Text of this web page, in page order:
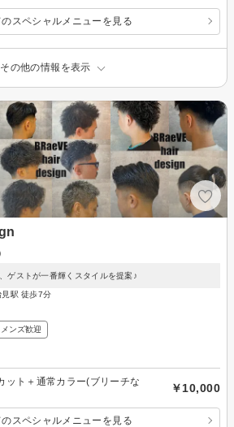
スペシャルメニューを見る
その他の情報を表示
ゲストが一番輝くスタイルを提案♪
見駅 徒歩7分
メンズ歓迎
ット＋通常カラー(ブリーチな
￥10,000
スペシャルメニューを見る